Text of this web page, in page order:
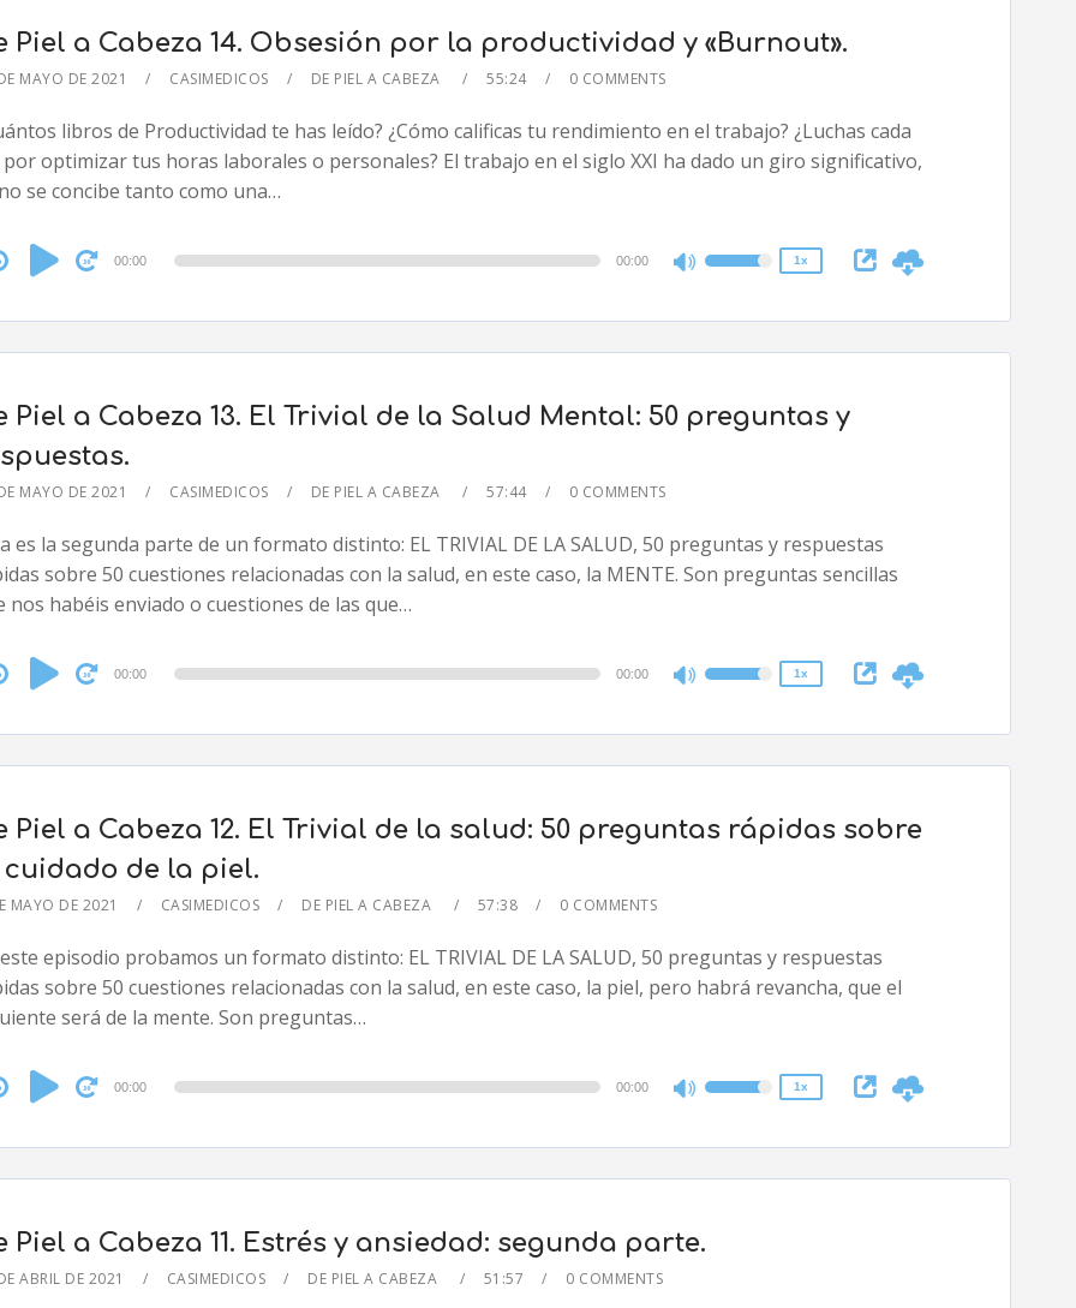
increase
volume.
Piel a Cabeza 14. Obsesión por la productividad y «Burnout».
MAYO DE 2021 CASIMEDICOS DE PIEL A CABEZA 55:24 0 COMMENTS
libros de Productividad te has leído? ¿Cómo calificas tu rendimiento en el trabajo? ¿Luchas cada
por optimizar tus horas laborales o personales? El trabajo en el siglo XXI ha dado un giro significativo,
se concibe tanto como una…
00:00 00:00
Use
Arrow
keys
increase
1x
1.5x
1.25x
Piel a Cabeza 13. El Trivial de la Salud Mental: 50 preguntas y
MAYO DE 2021 CASIMEDICOS DE PIEL A CABEZA 57:44 0 COMMENTS
es la segunda parte de un formato distinto: EL TRIVIAL DE LA SALUD, 50 preguntas y respuestas
sobre 50 cuestiones relacionadas con la salud, en este caso, la MENTE. Son preguntas sencillas
nos habéis enviado o cuestiones de las que…
00:00 00:00
Use
Arrow
keys
increase
1x
1.5x
1.25x
Piel a Cabeza 12. El Trivial de la salud: 50 preguntas rápidas sobre
cuidado de la piel.
MAYO DE 2021 CASIMEDICOS DE PIEL A CABEZA 57:38 0 COMMENTS
episodio probamos un formato distinto: EL TRIVIAL DE LA SALUD, 50 preguntas y respuestas
sobre 50 cuestiones relacionadas con la salud, en este caso, la piel, pero habrá revancha, que el
será de la mente. Son preguntas…
00:00 00:00
Use
Arrow
keys
increase
1x
1.5x
1.25x
Piel a Cabeza 11. Estrés y ansiedad: segunda parte.
ABRIL DE 2021 CASIMEDICOS DE PIEL A CABEZA 51:57 0 COMMENTS